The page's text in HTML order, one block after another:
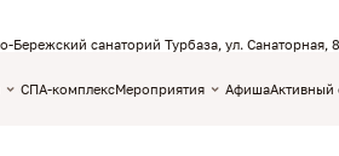
Бережский санаторий Турбаза, ул. Санаторная, 8
СПА-комплексМероприятия АфишаАктивный